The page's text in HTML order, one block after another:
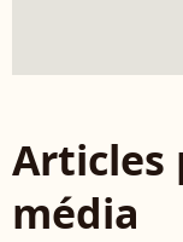
Articles
média